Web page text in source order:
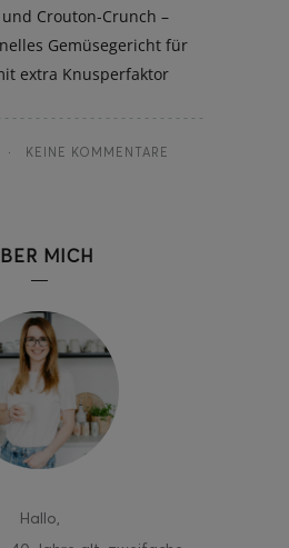
Crouton-Crunch –
Gemüsegericht für
extra Knusperfaktor
KEINE KOMMENTARE
MICH
Hallo,